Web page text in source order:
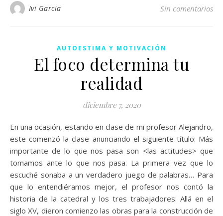
Ivi Garcia Sin comentarios
AUTOESTIMA Y MOTIVACIÓN
El foco determina tu
realidad
diciembre 7, 2020
En una ocasión, estando en clase de mi profesor Alejandro,
este comenzó la clase anunciando el siguiente título: Más
importante de lo que nos pasa son <las actitudes> que
tomamos ante lo que nos pasa. La primera vez que lo
escuché sonaba a un verdadero juego de palabras… Para
que lo entendiéramos mejor, el profesor nos contó la
historia de la catedral y los tres trabajadores: Allá en el
siglo XV, dieron comienzo las obras para la construcción de